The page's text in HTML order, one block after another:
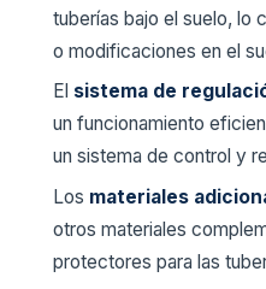
tuberías bajo el suelo, lo
o modificaciones en el
El sistema de
un funcionamiento
un sistema de control y
Los materiales
otros materiales
protectores para las